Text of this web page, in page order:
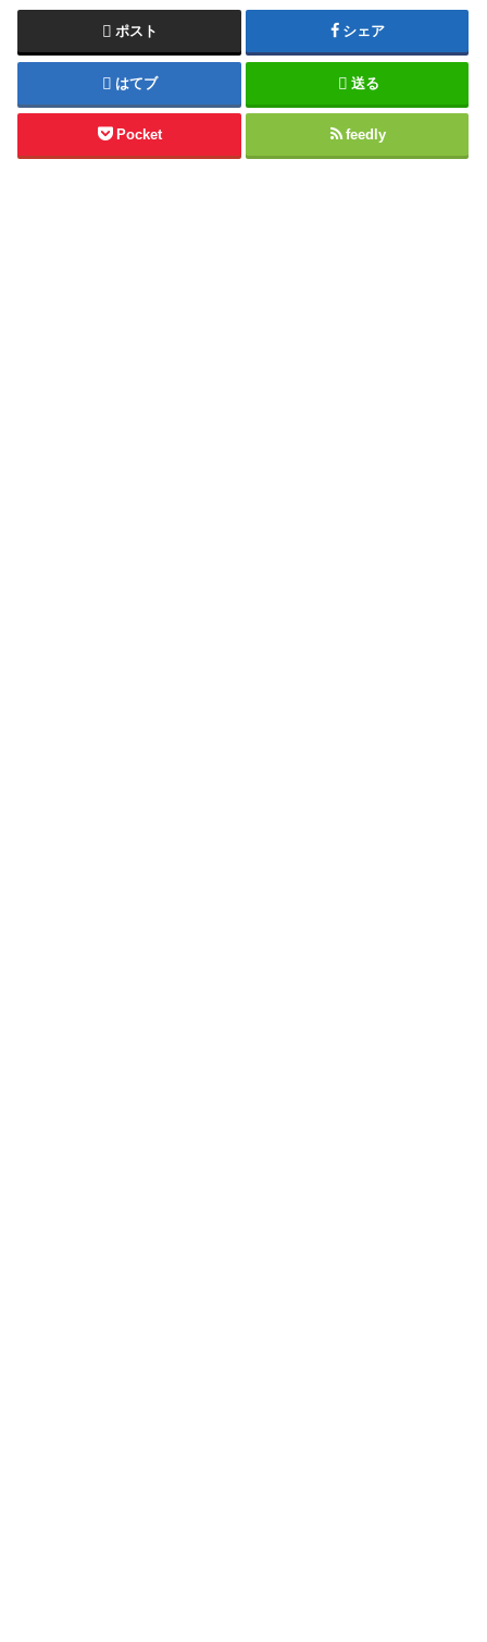
ポスト シェア
はてブ 送る
Pocket feedly